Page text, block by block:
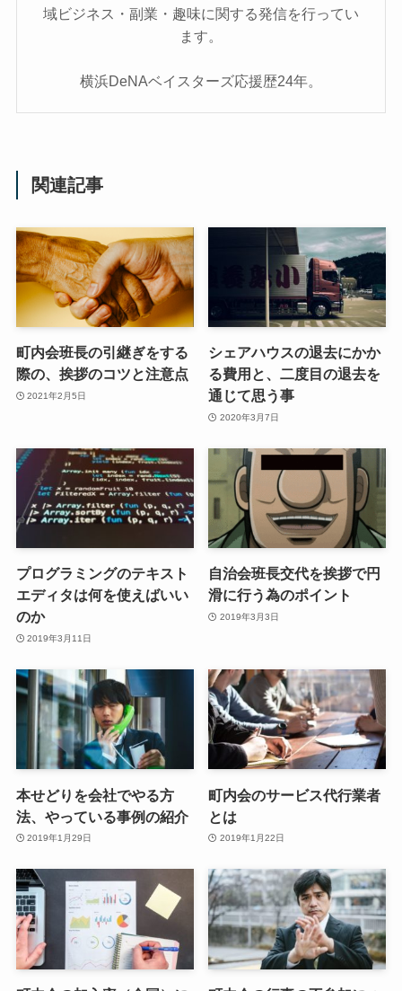
域ビジネス・副業・趣味に関する発信を行ってい
ます。
横浜DeNAベイスターズ応援歴24年。
関連記事
町内会班長の引継ぎをする
際の、挨拶のコツと注意点
2021年2月5日
シェアハウスの退去にかか
る費用と、二度目の退去を
通じて思う事
2020年3月7日
プログラミングのテキスト
エディタは何を使えばいい
のか
2019年3月11日
自治会班長交代を挨拶で円
滑に行う為のポイント
2019年3月3日
本せどりを会社でやる方
法、やっている事例の紹介
2019年1月29日
町内会のサービス代行業者
とは
2019年1月22日